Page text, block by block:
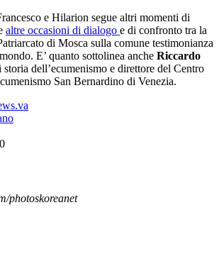
e Hilarion segue altri momenti di
altre occasioni di dialogo e di confronto tra la
di Mosca sulla comune testimonianza
E’ quanto sottolinea anche Riccardo
storia dell’ecumenismo e direttore del Centro
San Bernardino di Venezia.
photoskoreanet